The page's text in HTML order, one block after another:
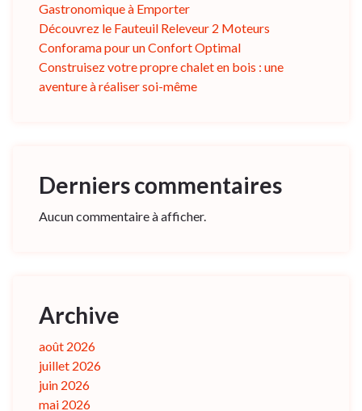
Gastronomique à Emporter
Découvrez le Fauteuil Releveur 2 Moteurs
Conforama pour un Confort Optimal
Construisez votre propre chalet en bois : une
aventure à réaliser soi-même
Derniers commentaires
Aucun commentaire à afficher.
Archive
août 2026
juillet 2026
juin 2026
mai 2026